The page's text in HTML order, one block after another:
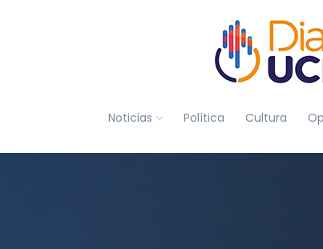
Noticias Política Cultura